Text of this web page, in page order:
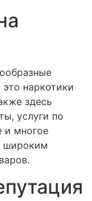
наркотики
здесь
услуги по
и многое
широким